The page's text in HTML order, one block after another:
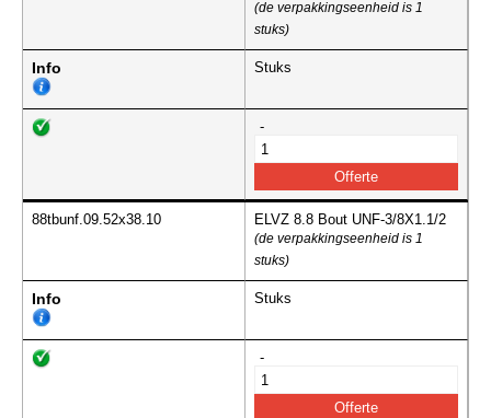
(de verpakkingseenheid is 1
stuks)
Info Stuks
-
88tbunf.09.52x38.10 ELVZ 8.8 Bout UNF-3/8X1.1/2
(de verpakkingseenheid is 1
stuks)
Info Stuks
-